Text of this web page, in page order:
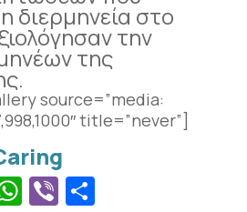
διερμηνεία στο
την
της
source=”media:
title=”never”]
WhatsApp
Viber